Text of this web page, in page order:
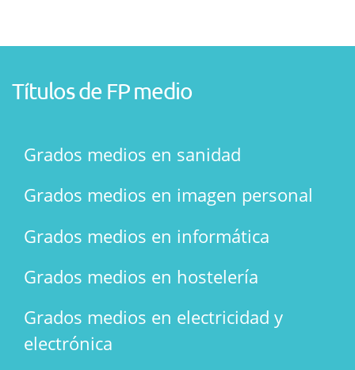
Títulos de FP medio
Grados medios en sanidad
Grados medios en imagen personal
Grados medios en informática
Grados medios en hostelería
Grados medios en electricidad y
electrónica